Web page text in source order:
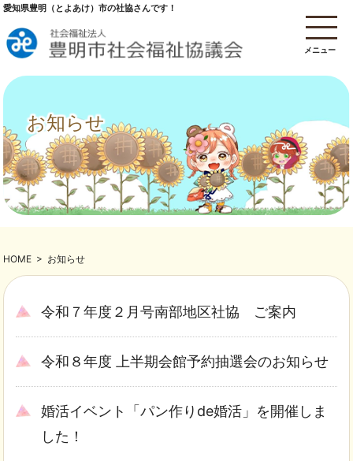
メニュー
愛知県豊明（とよあけ）市の社協さんです！
お知らせ
HOME > お知らせ
令和７年度２月号南部地区社協 ご案内
令和８年度 上半期会館予約抽選会のお知らせ
婚活イベント「パン作りde婚活」を開催しま
した！